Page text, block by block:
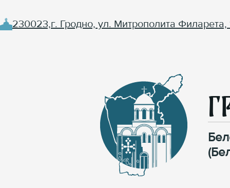
230023,г. Гродно, ул. Митрополита Филарета,